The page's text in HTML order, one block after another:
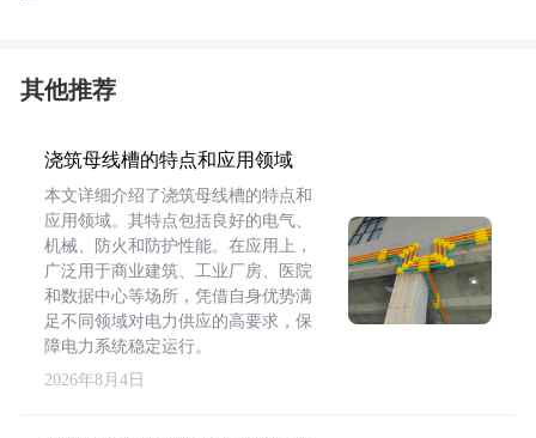
其他推荐
浇筑母线槽的特点和应用领域
本文详细介绍了浇筑母线槽的特点和
应用领域。其特点包括良好的电气、
机械、防火和防护性能。在应用上，
广泛用于商业建筑、工业厂房、医院
和数据中心等场所，凭借自身优势满
足不同领域对电力供应的高要求，保
障电力系统稳定运行。
2026年8月4日